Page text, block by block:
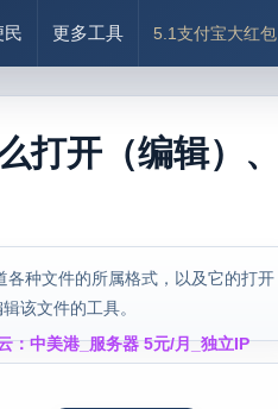
民 更多工具 5.1支付宝大红包
开（编辑）、
种文件的所属格式，以及它的打开
该文件的工具。
：中美港_服务器 5元/月_独立IP